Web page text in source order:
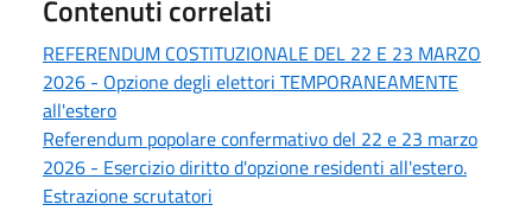
Contenuti correlati
REFERENDUM COSTITUZIONALE DEL 22 E 23 MARZO
2026 - Opzione degli elettori TEMPORANEAMENTE
all'estero
Referendum popolare confermativo del 22 e 23 marzo
2026 - Esercizio diritto d'opzione residenti all'estero.
Estrazione scrutatori